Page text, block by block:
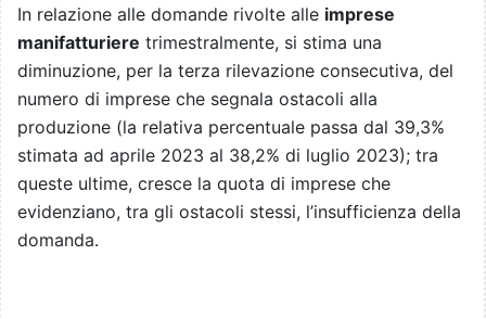
In relazione alle domande rivolte alle imprese
manifatturiere trimestralmente, si stima una
diminuzione, per la terza rilevazione consecutiva, del
numero di imprese che segnala ostacoli alla
produzione (la relativa percentuale passa dal 39,3%
stimata ad aprile 2023 al 38,2% di luglio 2023); tra
queste ultime, cresce la quota di imprese che
evidenziano, tra gli ostacoli stessi, l’insufficienza della
domanda.